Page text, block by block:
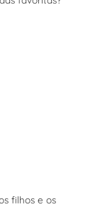
filhos e os